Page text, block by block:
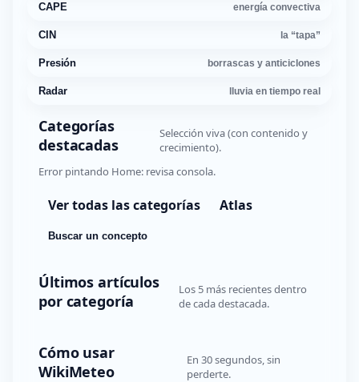
CAPE energía convectiva
CIN la “tapa”
Presión borrascas y anticiclones
Radar lluvia en tiempo real
Categorías
destacadas
Selección viva (con contenido y
crecimiento).
Error pintando Home: revisa consola.
Ver todas las categorías Atlas
Buscar un concepto
Últimos artículos
por categoría
Los 5 más recientes dentro
de cada destacada.
Cómo usar
WikiMeteo
En 30 segundos, sin
perderte.